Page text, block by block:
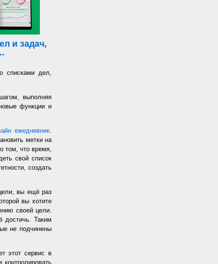
и задач,
списками дел,
выполняя
функции и
ежедневник.
метки на
том, что время,
свой список
создать
вы ещё раз
вы хотите
своей цели.
достичь. Таким
не подчинены
этот сервис в